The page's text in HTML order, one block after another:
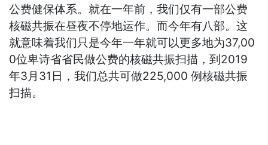
公费健保体系。就在一年前，我们仅有一部公费
核磁共振在昼夜不停地运作。而今年有八部。这
就意味着我们只是今年一年就可以更多地为37,00
0位卑诗省省民做公费的核磁共振扫描，到2019
年3月31日，我们总共可做225,000 例核磁共振
扫描。